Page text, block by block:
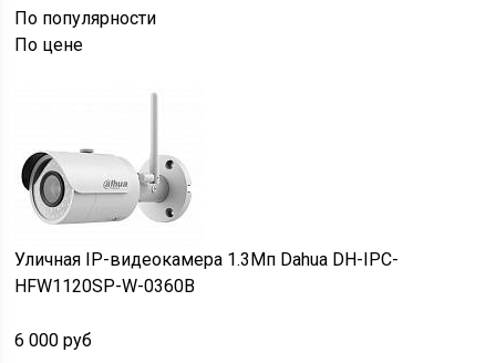
По популярности
По цене
Уличная IP-видеокамера 1.3Мп Dahua DH-IPC-
HFW1120SP-W-0360B
6 000 руб